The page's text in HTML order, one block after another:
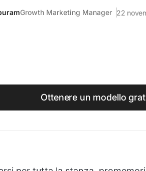
Growth Marketing Manager 22
Ottenere un modello